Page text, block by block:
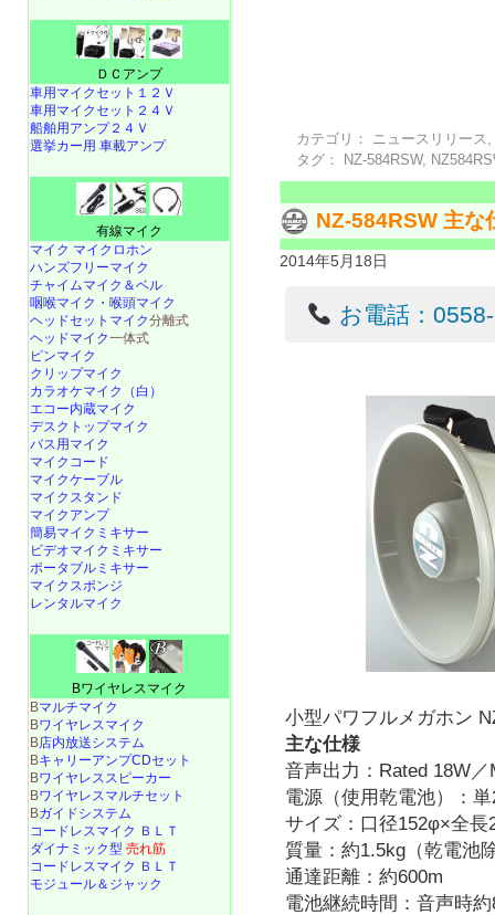
カテゴリ： ニュースリリース
タグ：
NZ-584RSW,
NZ-584RSW 主な
2014年5月18日
お電話：
小型パワフルメガホン
主な仕様
音声出力：Rated 18W／
電源（使用乾電池）：
サイズ：口径152φ×全長
質量：約1.5kg（乾電池
通達距離：約600m
電池継続時間：音声時
ＤＣアンプ
車用マイクセット１２Ｖ
車用マイクセット２４Ｖ
船舶用アンプ２４Ｖ
選挙カー用 車載アンプ
有線マイク
マイク マイクロホン
ハンズフリーマイク
チャイムマイク＆ベル
咽喉マイク・喉頭マイク
ヘッドセットマイク分離式
ヘッドマイク一体式
ピンマイク
クリップマイク
カラオケマイク（白）
エコー内蔵マイク
デスクトップマイク
バス用マイク
マイクコード
マイクケーブル
マイクスタンド
マイクアンプ
簡易マイクミキサー
ビデオマイクミキサー
ポータブルミキサー
マイクスポンジ
レンタルマイク
Bワイヤレスマイク
Bマルチマイク
Bワイヤレスマイク
B店内放送システム
BキャリーアンプCDセット
Bワイヤレススピーカー
Bワイヤレスマルチセット
Bガイドシステム
コードレスマイク ＢＬＴ
ダイナミック型 売れ筋
コードレスマイク ＢＬＴ
モジュール＆ジャック